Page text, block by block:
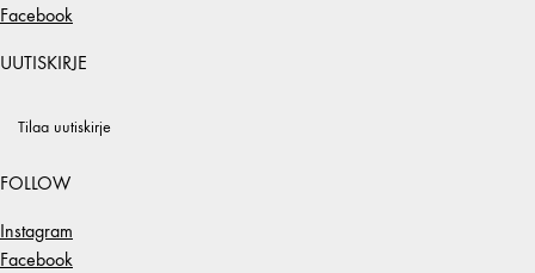
Facebook
UUTISKIRJE
Tilaa uutiskirje
FOLLOW
Instagram
Facebook